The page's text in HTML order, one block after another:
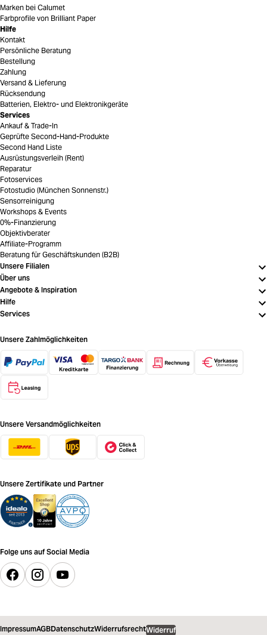
Marken bei Calumet
Farbprofile von Brilliant Paper
Hilfe
Kontakt
Persönliche Beratung
Bestellung
Zahlung
Versand & Lieferung
Rücksendung
Batterien, Elektro- und Elektronikgeräte
Services
Ankauf & Trade-In
Geprüfte Second-Hand-Produkte
Second Hand Liste
Ausrüstungsverleih (Rent)
Reparatur
Fotoservices
Fotostudio (München Sonnenstr.)
Sensorreinigung
Workshops & Events
0%-Finanzierung
Objektivberater
Affiliate-Programm
Beratung für Geschäftskunden (B2B)
Unsere Filialen
Über uns
Angebote & Inspiration
Hilfe
Services
Unsere Zahlmöglichkeiten
Unsere Versandmöglichkeiten
Unsere Zertifikate und Partner
Folge uns auf Social Media
ImpressumAGBDatenschutzWiderrufsrechtWiderruf